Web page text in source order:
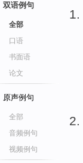
双语例句
全部
口语
书面语
论文
原声例句
全部
音频例句
视频例句